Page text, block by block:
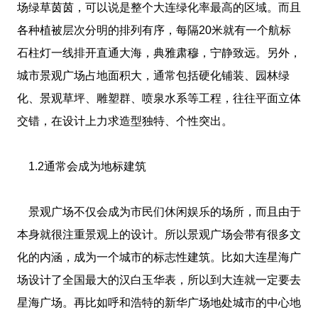
场绿草茵茵，可以说是整个大连绿化率最高的区域。而且
各种植被层次分明的排列有序，每隔20米就有一个航标
石柱灯一线排开直通大海，典雅肃穆，宁静致远。另外，
城市景观广场占地面积大，通常包括硬化铺装、园林绿
化、景观草坪、雕塑群、喷泉水系等工程，往往平面立体
交错，在设计上力求造型独特、个性突出。
1.2通常会成为地标建筑
景观广场不仅会成为市民们休闲娱乐的场所，而且由于
本身就很注重景观上的设计。所以景观广场会带有很多文
化的内涵，成为一个城市的标志性建筑。比如大连星海广
场设计了全国最大的汉白玉华表，所以到大连就一定要去
星海广场。再比如呼和浩特的新华广场地处城市的中心地